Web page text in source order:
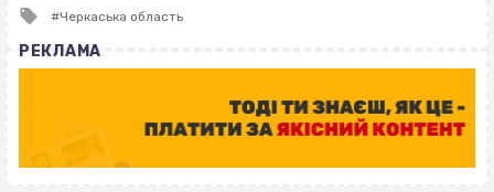
Tagged
Черкаська область
РЕКЛАМА